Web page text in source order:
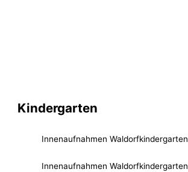
Kindergarten
Innenaufnahmen Waldorfkindergarten
Innenaufnahmen Waldorfkindergarten